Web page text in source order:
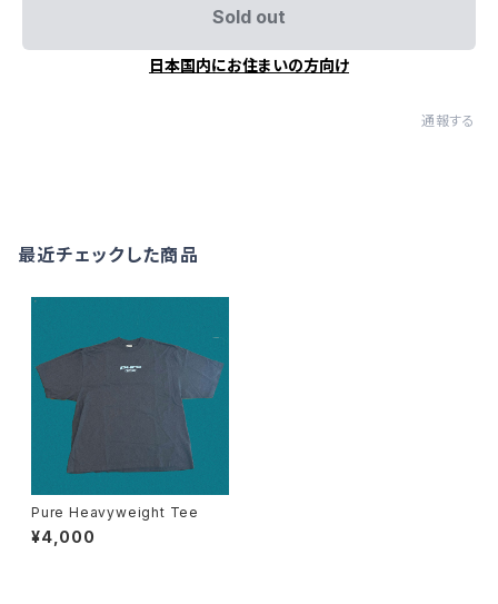
Sold out
日本国内にお住まいの方向け
通報する
最近チェックした商品
Pure Heavyweight Tee
¥4,000